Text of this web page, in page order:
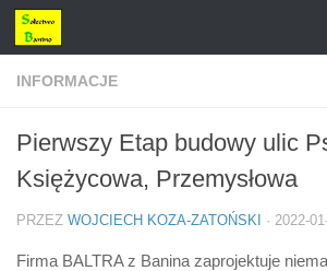
Przejdź do treści
INFORMACJE
Pierwszy Etap budowy ulic
Księżycowa, Przemysłowa
PRZEZ WOJCIECH KOZA-ZATOŃSKI · 2022-
Firma BALTRA z Banina zaprojektuje